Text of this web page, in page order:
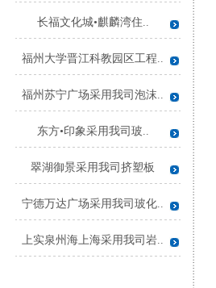
长福文化城•麒麟湾住..
福州大学晋江科教园区工程..
福州苏宁广场采用我司泡沫..
东方•印象采用我司玻..
翠湖御景采用我司挤塑板
宁德万达广场采用我司玻化..
上实泉州海上海采用我司岩..